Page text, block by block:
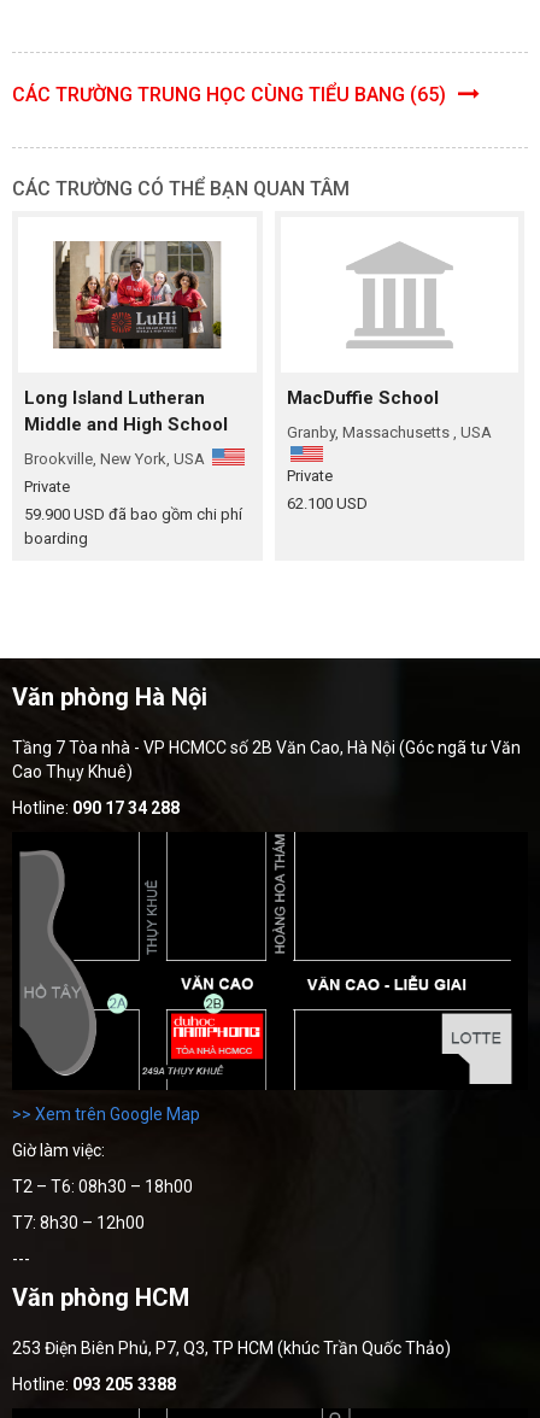
CÁC TRƯỜNG TRUNG HỌC CÙNG TIỂU BANG (65)
CÁC TRƯỜNG CÓ THỂ BẠN QUAN TÂM
Long Island Lutheran
Middle and High School
Brookville, New York, USA
Private
59.900 USD đã bao gồm chi phí
boarding
MacDuffie School
Granby, Massachusetts , USA
Private
62.100 USD
Văn phòng Hà Nội
Tầng 7 Tòa nhà - VP HCMCC số 2B Văn Cao, Hà Nội (Góc ngã tư Văn
Cao Thụy Khuê)
Hotline: 090 17 34 288
>> Xem trên Google Map
Giờ làm việc:
T2 – T6: 08h30 – 18h00
T7: 8h30 – 12h00
---
Văn phòng HCM
253 Điện Biên Phủ, P7, Q3, TP HCM (khúc Trần Quốc Thảo)
Hotline: 093 205 3388